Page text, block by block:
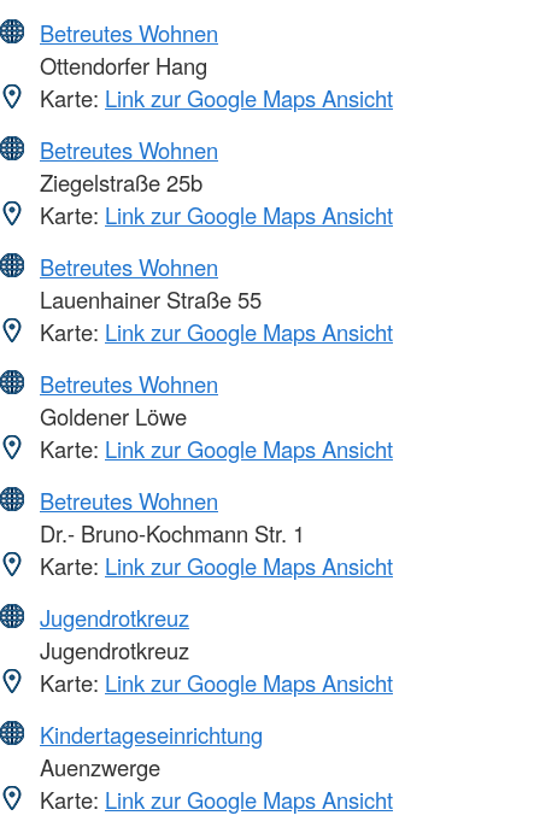
Betreutes Wohnen
Ottendorfer Hang
Karte: Link zur Google Maps Ansicht
Betreutes Wohnen
Ziegelstraße 25b
Karte: Link zur Google Maps Ansicht
Betreutes Wohnen
Lauenhainer Straße 55
Karte: Link zur Google Maps Ansicht
Betreutes Wohnen
Goldener Löwe
Karte: Link zur Google Maps Ansicht
Betreutes Wohnen
Dr.- Bruno-Kochmann Str. 1
Karte: Link zur Google Maps Ansicht
Jugendrotkreuz
Jugendrotkreuz
Karte: Link zur Google Maps Ansicht
Kindertageseinrichtung
Auenzwerge
Karte: Link zur Google Maps Ansicht